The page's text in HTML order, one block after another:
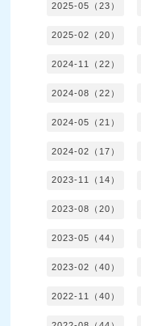
2025-05（23）
2025-02（20）
2024-11（22）
2024-08（22）
2024-05（21）
2024-02（17）
2023-11（14）
2023-08（20）
2023-05（44）
2023-02（40）
2022-11（40）